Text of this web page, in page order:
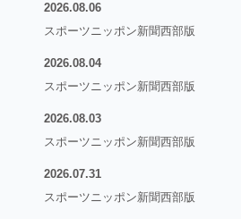
2026.08.06
スポーツニッポン新聞西部版
2026.08.04
スポーツニッポン新聞西部版
2026.08.03
スポーツニッポン新聞西部版
2026.07.31
スポーツニッポン新聞西部版